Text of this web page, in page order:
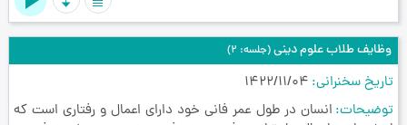
وظایف طلاب علوم دینی(جلسه: 2)
تاریخ سخنرانی 1422/11/04
توضیحات انسان در طول عمر فانی خود دارای اعمال و رفتاری است که